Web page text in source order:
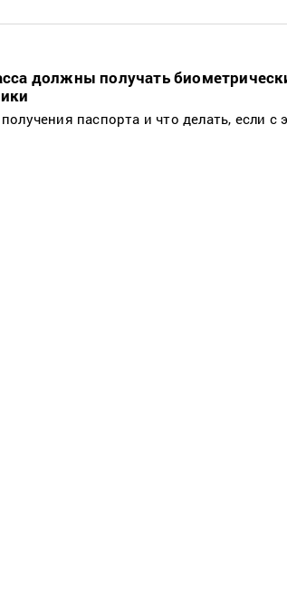
должны получать
паспорта и что делать, если